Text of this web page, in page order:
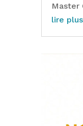
Master
lire plus